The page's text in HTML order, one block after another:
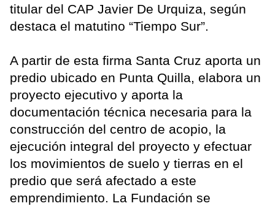
titular del CAP Javier De Urquiza, según
destaca el matutino “Tiempo Sur”.
A partir de esta firma Santa Cruz aporta un
predio ubicado en Punta Quilla, elabora un
proyecto ejecutivo y aporta la
documentación técnica necesaria para la
construcción del centro de acopio, la
ejecución integral del proyecto y efectuar
los movimientos de suelo y tierras en el
predio que será afectado a este
emprendimiento. La Fundación se